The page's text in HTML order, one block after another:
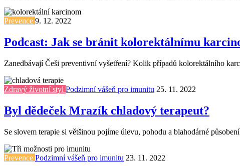
Prevence 9. 12. 2022
Podcast: Jak se bránit kolorektálnímu
Zanedbávají Češi preventivní vyšetření? Kolik případů kolorektálního
Zdravý životní styl Podzimní vášeň pro imunitu 25. 11. 2022
Byl dědeček Mrazík chladový terapeut?
Se slovem terapie si většinou pojíme úlevu, pohodu a blahodárné
Prevence Podzimní vášeň pro imunitu 23. 11. 2022